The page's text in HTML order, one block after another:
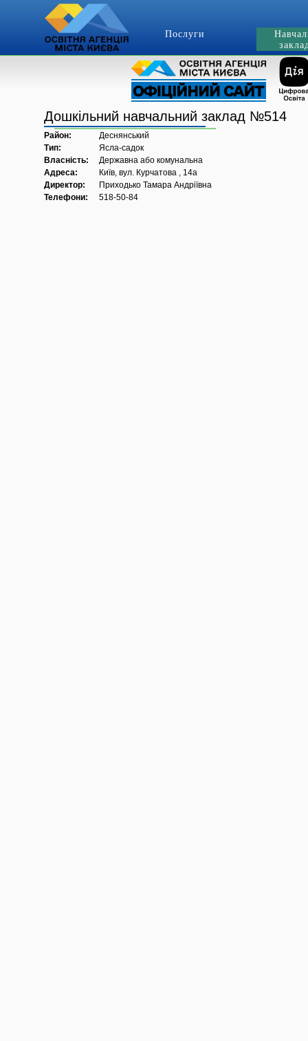
Послуги
Дошкільний навчальний заклад №514
Район:
Деснянський
Тип:
Ясла-садок
Власність:
Державна або комунальна
Адреса:
Київ, вул. Курчатова , 14а
Директор:
Приходько Тамара Андріївна
Телефони:
518-50-84